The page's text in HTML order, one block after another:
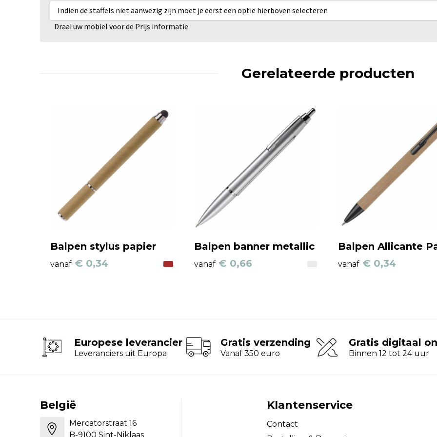
Indien de staffels niet aanwezig zijn moet je eerst een optie hierboven selecteren
Draai uw mobiel voor de Prijs informatie
Gerelateerde producten
Balpen stylus papier
vanaf € 0,34
Balpen banner metallic
vanaf € 0,66
Balpen Allicante
vanaf € 0,34
Europese leverancier
Leveranciers uit Europa
Gratis verzending
Vanaf 350 euro
Gratis digitaal
Binnen 12 tot 24 uur
België
Mercatorstraat 16
B-9100 Sint-Niklaas
Klantenservice
Contact